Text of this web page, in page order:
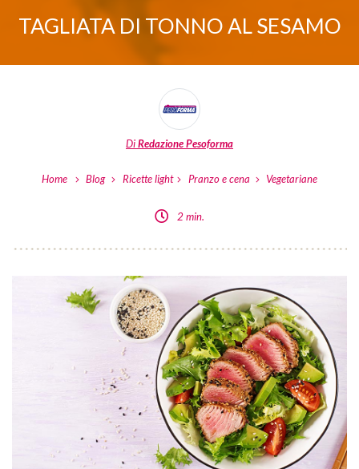
TAGLIATA DI TONNO AL SESAMO
DiRedazione Pesoforma
Home Blog Ricette light Pranzo e cena Vegetariane
2 min.